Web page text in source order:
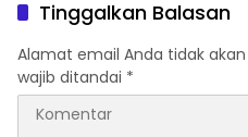
Tinggalkan Balasan
Alamat email Anda tidak akan
wajib ditandai *